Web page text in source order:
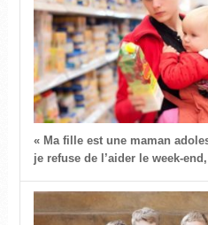
« Ma fille est une maman
je refuse de l’aider le week-